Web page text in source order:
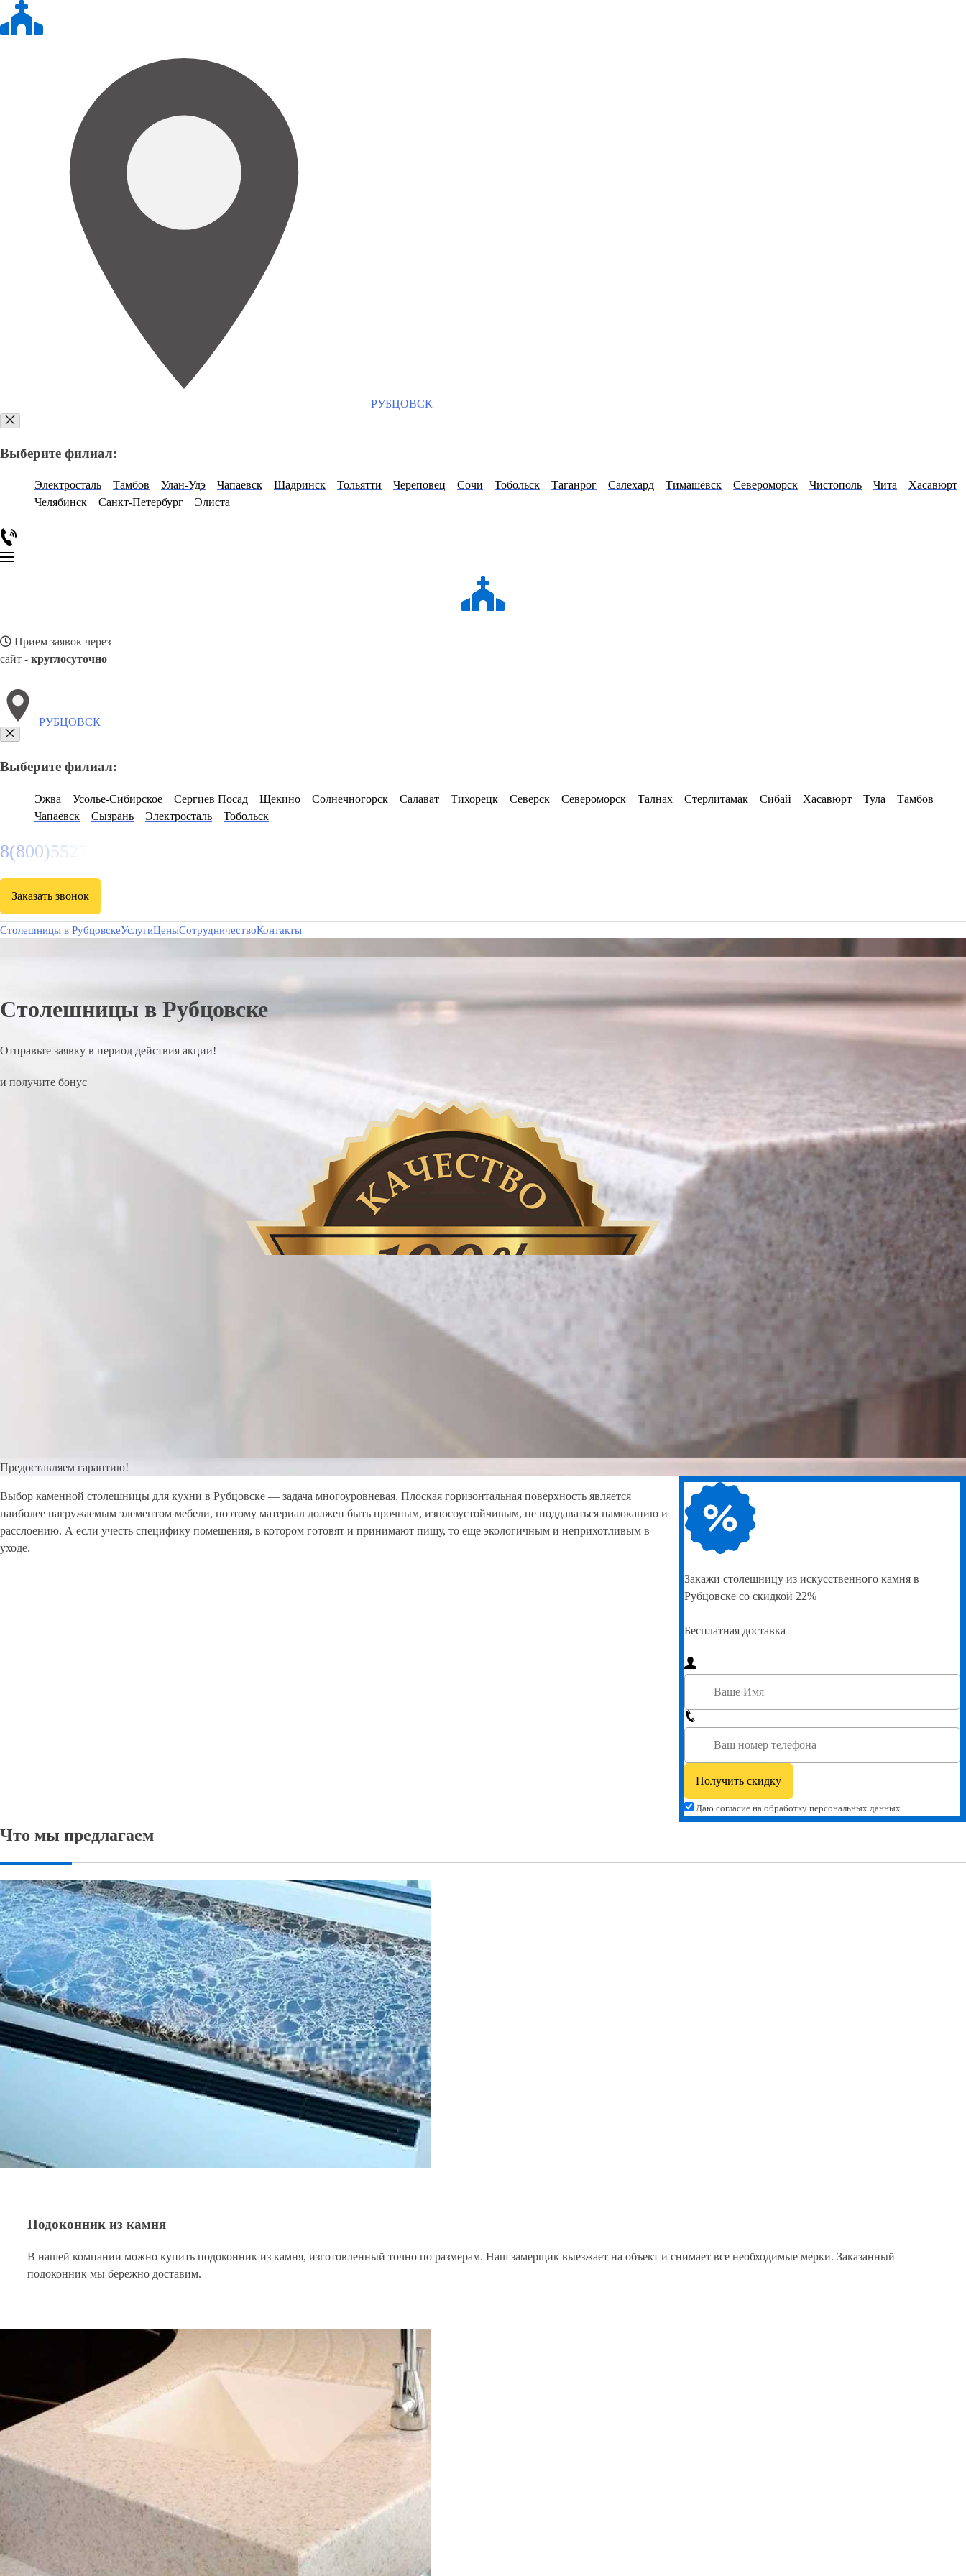
РУБЦОВСК
Выберите филиал:
Электросталь Тамбов Улан-Удэ Чапаевск Шадринск Тольятти Череповец Сочи Тобольск Таганрог Салехард Тимашёвск Североморск Чистополь Чита
Хасавюрт
Челябинск
Санкт-Петербург Элиста
Прием заявок через
сайт - круглосуточно
РУБЦОВСК
Выберите филиал:
Эжва Усолье-Сибирское Сергиев Посад Щекино Солнечногорск Салават Тихорецк Северск Североморск Талнах Стерлитамак Сибай Хасавюрт Тула
Тамбов
Чапаевск
Сызрань Электросталь Тобольск
8(800)5527584
Заказать звонок
Столешницы в РубцовскеУслугиЦеныСотрудничествоКонтакты
Столешницы в Рубцовске
Отправьте заявку в период действия акции!
и получите бонус
Предоставляем гарантию!
Закажи столешницу из искусственного камня в
Рубцовске со скидкой 22%
Бесплатная доставка
Даю согласие на обработку персональных данных
Выбор каменной столешницы для кухни в Рубцовске — задача многоуровневая. Плоская горизонтальная поверхность является
наиболее нагружаемым элементом мебели, поэтому материал должен быть прочным, износоустойчивым, не поддаваться намоканию и
расслоению. А если учесть специфику помещения, в котором готовят и принимают пищу, то еще экологичным и неприхотливым в
уходе.
Что мы предлагаем
Подоконник из камня
В нашей компании можно купить подоконник из камня, изготовленный точно по размерам. Наш замерщик выезжает на объект и снимает все необходимые мерки. Заказанный
подоконник мы бережно доставим.